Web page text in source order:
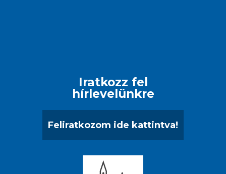
Iratkozz fel
hírlevelünkre
Feliratkozom ide kattintva!